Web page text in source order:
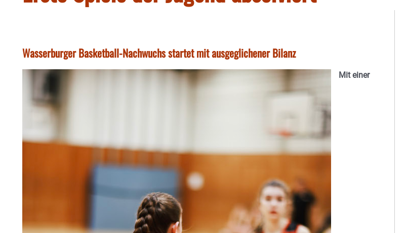
Wasserburger Basketball-Nachwuchs startet mit ausgeglichener Bilanz
Mit einer